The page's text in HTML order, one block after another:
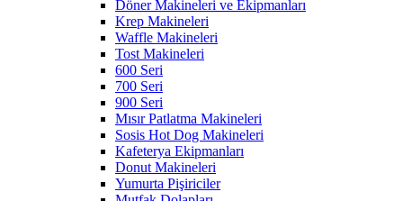
Döner Makineleri ve Ekipmanları
Krep Makineleri
Waffle Makineleri
Tost Makineleri
600 Seri
700 Seri
900 Seri
Mısır Patlatma Makineleri
Sosis Hot Dog Makineleri
Kafeterya Ekipmanları
Donut Makineleri
Yumurta Pişiriciler